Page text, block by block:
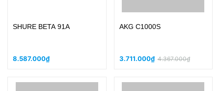
SHURE BETA 91A
8.587.000₫
AKG C1000S
3.711.000₫4.367.000₫